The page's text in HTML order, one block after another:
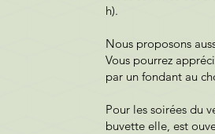
h).
Nous proposons
Vous pourrez
par un fondant au
Pour les soirées du
buvette elle, est